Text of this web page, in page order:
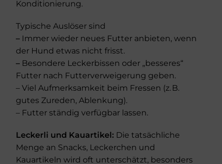
Konditionierung.
Typische Auslöser sind
–Immer wieder neues Futter anbieten, wenn
der Hund etwas nicht frisst.
– Besondere Leckerbissen oder „besseres“
Futter nach Futterverweigerung geben.
– Viel Aufmerksamkeit beim Fressen (z. B.
gutes Zureden, Ablenkung).
– Futter ständig verfügbar lassen.
Leckerli und Kauartikel: Die tatsächliche
Menge an Snacks, Leckerchen und
Kauartikeln wird oft unterschätzt, besonders